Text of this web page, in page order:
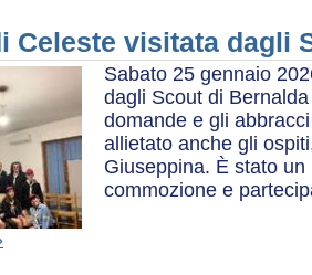
Celeste visitata dagli
Sabato 25 gennaio
dagli Scout di
domande e gli
allietato anche gli
Giuseppina. È stato
commozione e